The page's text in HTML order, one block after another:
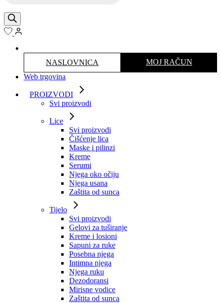
NASLOVNICA
MOJ RAČUN
Web trgovina
PROIZVODI
Svi proizvodi
Lice
Svi proizvodi
Čišćenje lica
Maske i pilinzi
Kreme
Serumi
Njega oko očiju
Njega usana
Zaštita od sunca
Tijelo
Svi proizvodi
Gelovi za tuširanje
Kreme i losioni
Sapuni za ruke
Posebna njega
Intimna njega
Njega ruku
Dezodoransi
Mirisne vodice
Zaštita od sunca